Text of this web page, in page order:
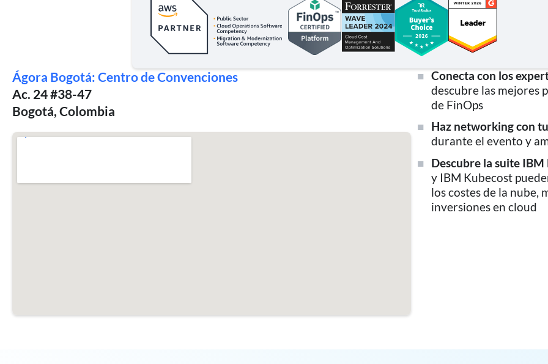
Ágora Bogotá: Centro de Convenciones
Ac. 24 #38-47
Bogotá, Colombia
Conecta con los
descubre las mejores
de FinOps
Haz networking con
durante el evento y
Descubre la suite IBM
y IBM Kubecost
los costes de la nube,
inversiones en cloud